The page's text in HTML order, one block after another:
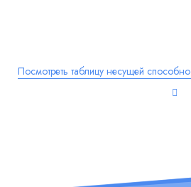
Посмотреть таблицу несущей